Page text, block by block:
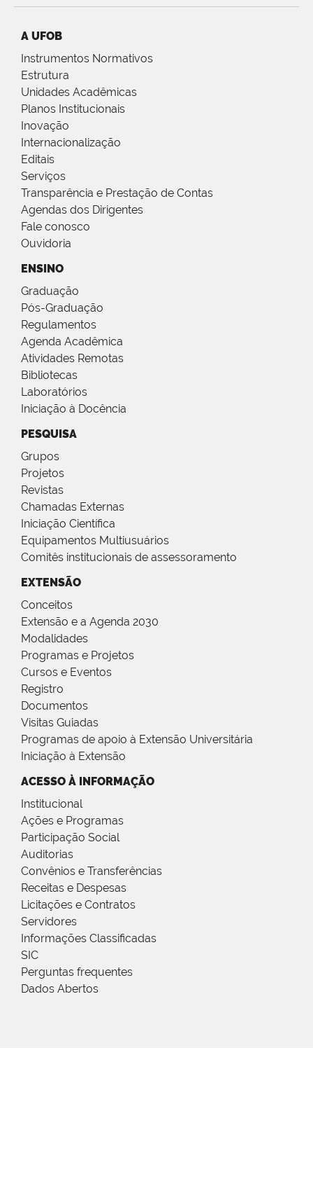
A UFOB
Instrumentos Normativos
Estrutura
Unidades Acadêmicas
Planos Institucionais
Inovação
Internacionalização
Editais
Serviços
Transparência e Prestação de Contas
Agendas dos Dirigentes
Fale conosco
Ouvidoria
ENSINO
Graduação
Pós-Graduação
Regulamentos
Agenda Acadêmica
Atividades Remotas
Bibliotecas
Laboratórios
Iniciação à Docência
PESQUISA
Grupos
Projetos
Revistas
Chamadas Externas
Iniciação Científica
Equipamentos Multiusuários
Comitês institucionais de assessoramento
EXTENSÃO
Conceitos
Extensão e a Agenda 2030
Modalidades
Programas e Projetos
Cursos e Eventos
Registro
Documentos
Visitas Guiadas
Programas de apoio à Extensão Universitária
Iniciação à Extensão
ACESSO À INFORMAÇÃO
Institucional
Ações e Programas
Participação Social
Auditorias
Convênios e Transferências
Receitas e Despesas
Licitações e Contratos
Servidores
Informações Classificadas
SIC
Perguntas frequentes
Dados Abertos